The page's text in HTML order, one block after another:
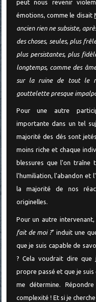
peut nous revenir
émotions, comme le disait
ancien rien ne subsiste,
des choses, seules, plus
plus persistantes, plus
longtemps, comme des
sur la ruine de tout le
gouttelette presque
Pour une autre
importante dans un tel
majorité des dés sont
moins riche et chaque
blessures que l'on
l'humiliation, l'abandon et
la majorité de nos
originelles.
Pour un autre
fait de moi ?" induit une
que je suis capable de
? Cela voudrait dire que
propre passé et que je
me détermine.
complexité ! Et si je